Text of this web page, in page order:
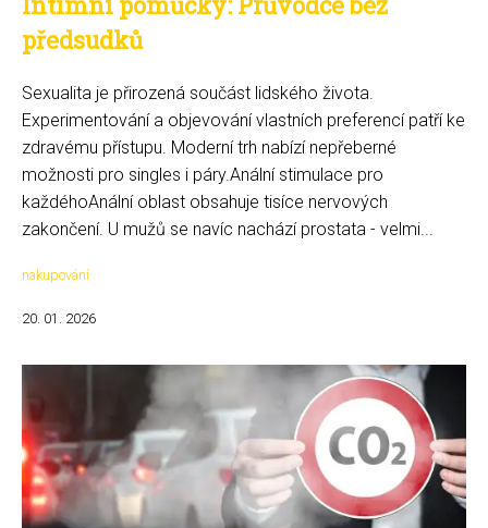
předsudků
Sexualita je přirozená součást lidského života.
Experimentování a objevování vlastních preferencí patří ke
zdravému přístupu. Moderní trh nabízí nepřeberné
možnosti pro singles i páry.Anální stimulace pro
každéhoAnální oblast obsahuje tisíce nervových
zakončení. U mužů se navíc nachází prostata - velmi...
nakupování
20. 01. 2026